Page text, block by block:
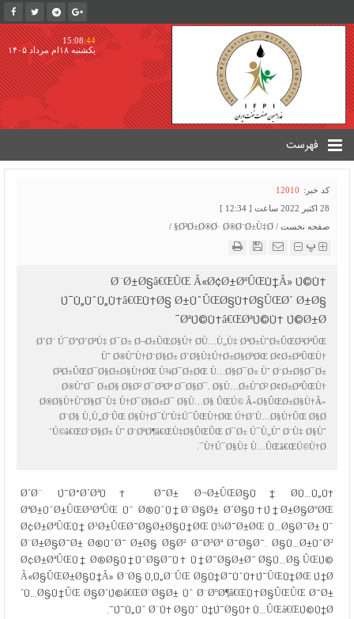
15:08:44
یکشنبه ۱۸ام مرداد ۱۴۰۵
فهرست
کد خبر: 12010
28 اکتبر 2022 ساعت [ 12:34 ]
صفحه نخست /
Ø³Ø±Ø®Ø· Ø®Ø¨Ø±Ù‡Ø§
/
پ
Ø¨Ø±Ø§â€ŒÛŒ Â«Ø¢Ø±ØªÛŒÙ†Â» Ú©Ù‡
Ú¯Ù„ÙˆÙ„Ù‡â€ŒÙ‡Ø§ Ø±ÙˆÛŒØ§Ù‡Ø§ÛŒØ´ Ø±Ø§
ØªÚ©Ù‡â€ŒØªÚ©Ù‡ Ú©Ø±Ø¯
Ø´Ø¨ Ú¯Ø°Ø´ØªÙ‡ Ø¯Ø± Ø¬Ø±ÛŒØ§Ù† Ø­Ù…Ù„Ù‡ ØªØ±ÙˆØ±ÛŒØ³ØªÛŒ
Ùˆ Ø®ÙˆÙ†Ø¨Ø§Ø± Ø´Ø§Ù‡Ú†Ø±Ø§ØºØŒ Ø¢Ø±ØªÛŒÙ†
Ø³Ø±ÛŒØ¯Ø§Ø±Ø§Ù†ØŒ Ù¾Ø¯Ø±ØŒ Ù…Ø§Ø¯Ø± Ùˆ Ø¨Ø±Ø§Ø¯Ø±
Ø®ÙˆØ¯ Ø±Ø§ Ø§Ø² Ø¯Ø³Øª Ø¯Ø§Ø¯. Ø§Ù…Ø±ÙˆØ² Ø¢Ø±ØªÛŒÙ†
Ø®Ø§Ù†ÙˆØ§Ø¯Ù‡ Ù†Ø¯Ø§Ø±Ø¯ Ø§Ù…Ø§ ÛŒÚ© Â«Ø§ÛŒØ±Ø§Ù†Â»
Ø¨Ø§ Ù‚Ù„Ø¨ÛŒ Ø§Ù†Ø¯ÙˆÙ‡Ú¯ÛŒÙ†ØŒ Ú†Ø´Ù…Ø§Ù†ÛŒ Ø§Ø
´Ú©â€ŒØ¨Ø§Ø± Ùˆ Ø¨ØºØ¶â€ŒÙ‡Ø§ÛŒÛŒ Ø¯Ø± Ú¯Ù„Ùˆ Ø¨Ù‡ Ø§Ùˆ
Ù†Ú¯Ø§Ù‡ Ù…ÛŒâ€ŒÚ©Ù†Ø¯.
Ø´Ø¨ Ú¯Ø°Ø´ØªÙ‡ Ø¯Ø± Ø¬Ø±ÛŒØ§Ù† Ø­Ù…Ù„Ù‡
ØªØ±ÙˆØ±ÛŒØ³ØªÛŒ Ùˆ Ø®ÙˆÙ†Ø¨Ø§Ø± Ø´Ø§Ù‡Ú†Ø±Ø§ØºØŒ
Ø¢Ø±ØªÛŒÙ† Ø³Ø±ÛŒØ¯Ø§Ø±Ø§Ù†ØŒ Ù¾Ø¯Ø±ØŒ Ù…Ø§Ø¯Ø± Ùˆ
Ø¨Ø±Ø§Ø¯Ø± Ø®ÙˆØ¯ Ø±Ø§ Ø§Ø² Ø¯Ø³Øª Ø¯Ø§Ø¯. Ø§Ù…Ø±ÙˆØ²
Ø¢Ø±ØªÛŒÙ† Ø®Ø§Ù†ÙˆØ§Ø¯Ù‡ Ù†Ø¯Ø§Ø±Ø¯ Ø§Ù…Ø§ ÛŒÚ©
Â«Ø§ÛŒØ±Ø§Ù†Â» Ø¨Ø§ Ù‚Ù„Ø¨ÛŒ Ø§Ù†Ø¯ÙˆÙ‡Ú¯ÛŒÙ†ØŒ Ú†Ø
´Ù…Ø§Ù†ÛŒ Ø§Ø´Ú©â€ŒØ¨Ø§Ø± Ùˆ Ø¨ØºØ¶â€ŒÙ‡Ø§ÛŒÛŒ Ø¯Ø±
Ú¯Ù„Ùˆ Ø¨Ù‡ Ø§Ùˆ Ù†Ú¯Ø§Ù‡ Ù…ÛŒâ€ŒÚ©Ù†Ø¯.